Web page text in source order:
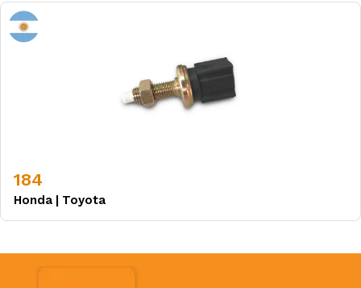
184
Honda | Toyota